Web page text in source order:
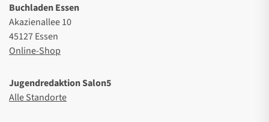
Buchladen Essen
Akazienallee 10
45127 Essen
Online-Shop
Jugendredaktion Salon5
Alle Standorte